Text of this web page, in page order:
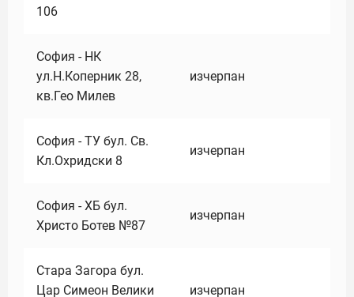
106
София - НК
ул.Н.Коперник 28,
кв.Гео Милев
изчерпан
София - ТУ бул. Св.
Кл.Охридски 8
изчерпан
София - ХБ бул.
Христо Ботев №87
изчерпан
Стара Загора бул.
Цар Симеон Велики
изчерпан